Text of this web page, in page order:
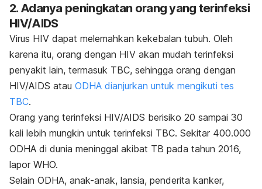
2. Adanya peningkatan orang yang terinfeksi
HIV/AIDS
Virus HIV dapat melemahkan kekebalan tubuh. Oleh
karena itu, orang dengan HIV akan mudah terinfeksi
penyakit lain, termasuk TBC, sehingga orang dengan
HIV/AIDS atau ODHA dianjurkan untuk mengikuti tes
TBC.
Orang yang terinfeksi HIV/AIDS berisiko 20 sampai 30
kali lebih mungkin untuk terinfeksi TBC. Sekitar 400.000
ODHA di dunia meninggal akibat TB pada tahun 2016,
lapor WHO.
Selain ODHA, anak-anak, lansia, penderita kanker,